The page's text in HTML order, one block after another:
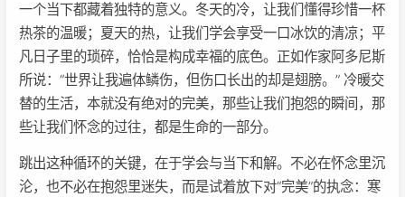
一个当下都藏着独特的意义。冬天的冷，让我们懂得珍惜一杯
热茶的温暖；夏天的热，让我们学会享受一口冰饮的清凉；平
凡日子里的琐碎，恰恰是构成幸福的底色。正如作家阿多尼斯
所说：“世界让我遍体鳞伤，但伤口长出的却是翅膀。” 冷暖交
替的生活，本就没有绝对的完美，那些让我们抱怨的瞬间，那
些让我们怀念的过往，都是生命的一部分。
跳出这种循环的关键，在于学会与当下和解。不必在怀念里沉
沦，也不必在抱怨里迷失，而是试着放下对“完美”的执念：寒